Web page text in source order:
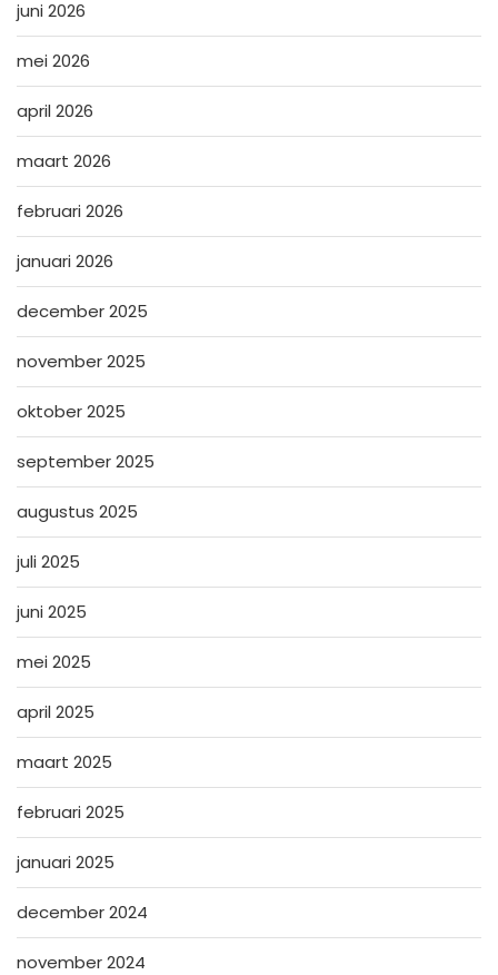
juni 2026
mei 2026
april 2026
maart 2026
februari 2026
januari 2026
december 2025
november 2025
oktober 2025
september 2025
augustus 2025
juli 2025
juni 2025
mei 2025
april 2025
maart 2025
februari 2025
januari 2025
december 2024
november 2024